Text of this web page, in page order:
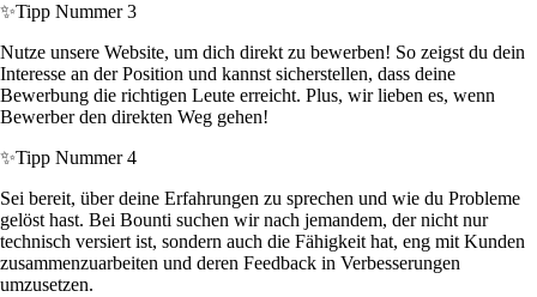
✨Tipp Nummer 3
Nutze unsere Website, um dich direkt zu bewerben! So zeigst du dein
Interesse an der Position und kannst sicherstellen, dass deine
Bewerbung die richtigen Leute erreicht. Plus, wir lieben es, wenn
Bewerber den direkten Weg gehen!
✨Tipp Nummer 4
Sei bereit, über deine Erfahrungen zu sprechen und wie du Probleme
gelöst hast. Bei Bounti suchen wir nach jemandem, der nicht nur
technisch versiert ist, sondern auch die Fähigkeit hat, eng mit Kunden
zusammenzuarbeiten und deren Feedback in Verbesserungen
umzusetzen.